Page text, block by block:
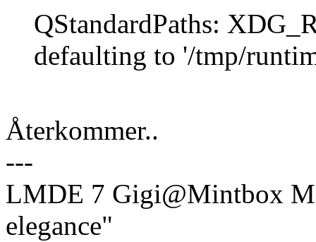
QStandardPaths:
defaulting to '/tmp/
Återkommer..
---
LMDE 7 Gigi@Mintbox
elegance"